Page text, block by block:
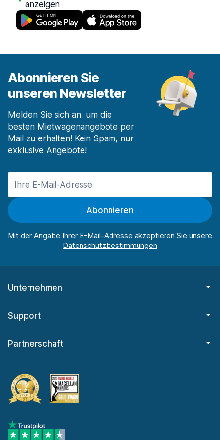
anzeigen
Abonnieren Sie
unseren Newsletter
Melden Sie sich an, um die
besten Mietwagenangebote per
Mail zu erhalten! Kein Spam, nur
exklusive Angebote!
Abonnieren
Mit der Angabe Ihrer E-Mail-Adresse akzeptieren Sie unsere
Unternehmen
Support
Partnerschaft